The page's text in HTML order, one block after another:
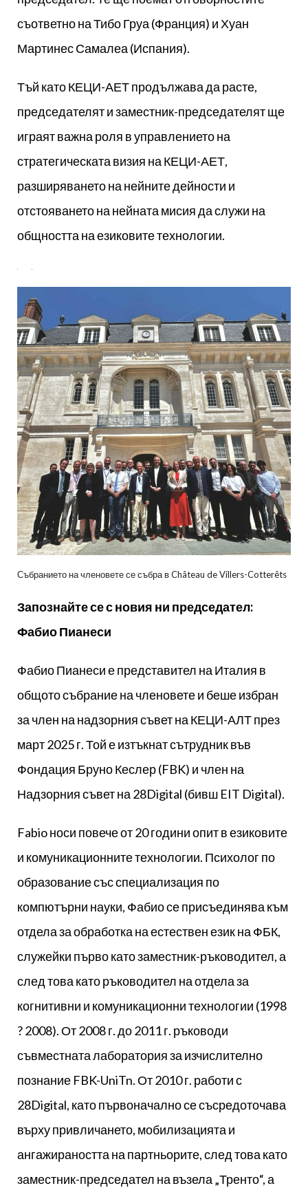
съответно на Тибо Груа (Франция) и Хуан
Мартинес Самалеа (Испания).
Тъй като КЕЦИ-АЕТ продължава да расте,
председателят и заместник-председателят ще
играят важна роля в управлението на
стратегическата визия на КЕЦИ-АЕТ,
разширяването на нейните дейности и
отстояването на нейната мисия да служи на
общността на езиковите технологии.
Събранието на членовете се събра в Château de Villers-Cotterêts
Запознайте се с новия ни председател:
Фабио Пианеси
Фабио Пианеси е представител на Италия в
общото събрание на членовете и беше избран
за член на надзорния съвет на КЕЦИ-АЛТ през
март 2025 г. Той е изтъкнат сътрудник във
Фондация Бруно Кеслер (FBK) и член на
Надзорния съвет на 28Digital (бивш EIT Digital).
Fabio носи повече от 20 години опит в езиковите
и комуникационните технологии. Психолог по
образование със специализация по
компютърни науки, Фабио се присъединява към
отдела за обработка на естествен език на ФБК,
служейки първо като заместник-ръководител, а
след това като ръководител на отдела за
когнитивни и комуникационни технологии (1998
? 2008). От 2008 г. до 2011 г. ръководи
съвместната лаборатория за изчислително
познание FBK-UniTn. От 2010 г. работи с
28Digital, като първоначално се съсредоточава
върху привличането, мобилизацията и
ангажираността на партньорите, след това като
заместник-председател на възела „Тренто“, а